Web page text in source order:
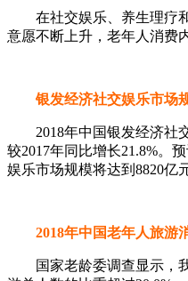
在社交娱乐、养生理疗和
意愿不断上升，老年人消费
银发经济社交娱乐市场规
2018年中国银发经济社交
较2017年同比增长21.8%。
娱乐市场规模将达到8820亿
2018年中国老年人旅游
国家老龄委调查显示，我